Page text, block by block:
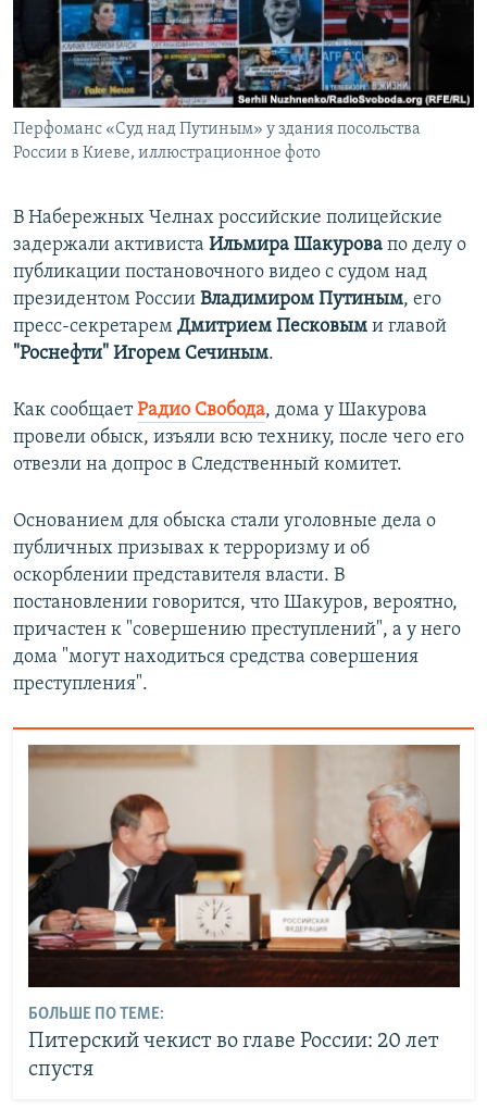
ПОБЕДИТЕЛЕЙ НЕ СУДЯТ?
КРЫМ.НЕПОКОРЕННЫЙ
ELIFBE
УКРАИНСКАЯ ПРОБЛЕМА КРЫМА
ПРИСОЕДИНЯЙТЕСЬ!
Все сайты RFE/RL
Перфоманс «Суд над Путиным» у здания посольства
России в Киеве, иллюстрационное фото
В Набережных Челнах российские полицейские
задержали активиста Ильмира Шакурова по делу о
публикации постановочного видео с судом над
президентом России Владимиром Путиным, его
пресс-секретарем Дмитрием Песковым и главой
"Роснефти" Игорем Сечиным.
Как сообщаетРадио Свобода, дома у Шакурова
провели обыск, изъяли всю технику, после чего его
отвезли на допрос в Следственный комитет.
Основанием для обыска стали уголовные дела о
публичных призывах к терроризму и об
оскорблении представителя власти. В
постановлении говорится, что Шакуров, вероятно,
причастен к "совершению преступлений", а у него
дома "могут находиться средства совершения
преступления".
БОЛЬШЕ ПО ТЕМЕ:
Питерский чекист во главе России: 20 лет
спустя